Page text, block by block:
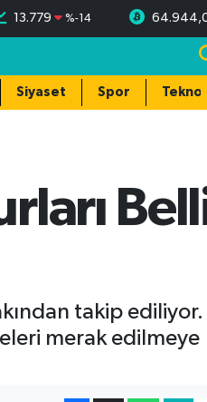
13.779 %-14
Siyaset Spor
takip ediliyor.
merak edilmeye